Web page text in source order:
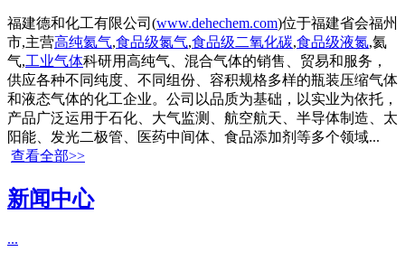
福建德和化工有限公司(www.dehechem.com)位于福建省会福州
市,主营高纯氦气,食品级氮气,食品级二氧化碳,食品级液氮,氦
气,工业气体科研用高纯气、混合气体的销售、贸易和服务，
供应各种不同纯度、不同组份、容积规格多样的瓶装压缩气体
和液态气体的化工企业。公司以品质为基础，以实业为依托，
产品广泛运用于石化、大气监测、航空航天、半导体制造、太
阳能、发光二极管、医药中间体、食品添加剂等多个领域...
查看全部>>
新闻中心
...